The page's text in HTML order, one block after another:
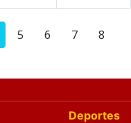
5 6 7
8
Deportes